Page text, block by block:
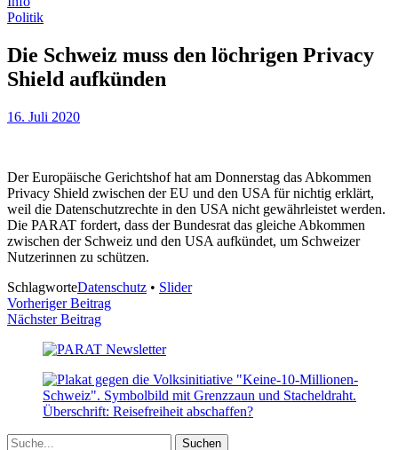
Politik
Die Schweiz muss den löchrigen Privacy
Shield aufkünden
16. Juli 2020
Der Europäische Gerichtshof hat am Donnerstag das Abkommen
Privacy Shield zwischen der EU und den USA für nichtig erklärt,
weil die Datenschutzrechte in den USA nicht gewährleistet werden.
Die PARAT fordert, dass der Bundesrat das gleiche Abkommen
zwischen der Schweiz und den USA aufkündet, um Schweizer
Nutzerinnen zu schützen.
SchlagworteDatenschutz • Slider
Beitragsnavigation
Vorheriger Beitrag
Nächster Beitrag
Suche